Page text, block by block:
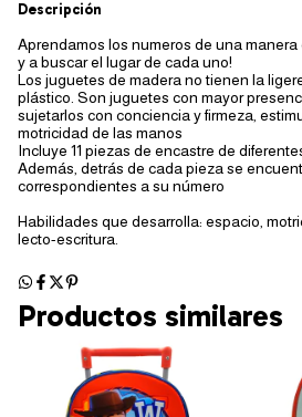
Descripción
Aprendamos los numeros de una manera
y a buscar el lugar de cada uno!
Los juguetes de madera no tienen la
plástico. Son juguetes con mayor
sujetarlos con conciencia y firmeza,
motricidad de las manos
Incluye 11 piezas de encastre de
Además, detrás de cada pieza se
correspondientes a su número
Habilidades que desarrolla: espacio,
lecto-escritura.
Productos similares